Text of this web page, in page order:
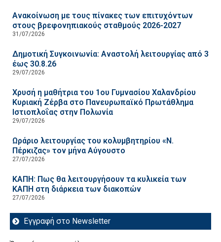
Ανακοίνωση με τους πίνακες των επιτυχόντων
στους βρεφονηπιακούς σταθμούς 2026-2027
31/07/2026
Δημοτική Συγκοινωνία: Αναστολή λειτουργίας από 3
έως 30.8.26
29/07/2026
Χρυσή η μαθήτρια του 1ου Γυμνασίου Χαλανδρίου
Κυριακή Ζέρβα στο Πανευρωπαϊκό Πρωτάθλημα
Ιστιοπλοΐας στην Πολωνία
29/07/2026
Ωράριο λειτουργίας του κολυμβητηρίου «Ν.
Πέρκιζας» τον μήνα Αύγουστο
27/07/2026
ΚΑΠΗ: Πως θα λειτουργήσουν τα κυλικεία των
ΚΑΠΗ στη διάρκεια των διακοπών
27/07/2026
Εγγραφή στο Newsletter